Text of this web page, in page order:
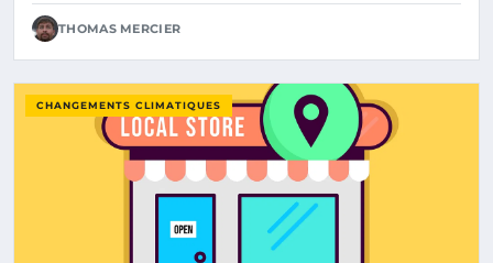
THOMAS MERCIER
CHANGEMENTS CLIMATIQUES